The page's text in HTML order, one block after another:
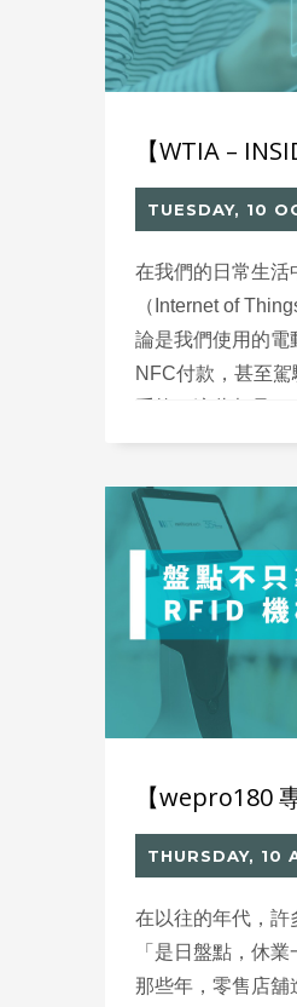
TUESDAY, 10
在我們的日常生活
（Internet of
論是我們使用的電
NFC付款，甚至
收集使用數據，令
IoT已在商業社會
應用IoT，一方面
面通過收集的數
校園，更應該從
THURSDAY, 10
在以往的年代，許
「是日盤點，休
那些年，零售店舖